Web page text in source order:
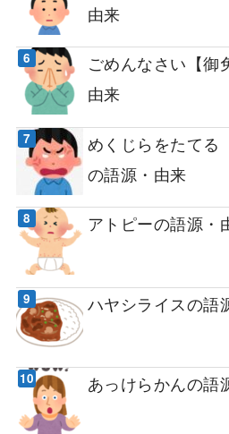
由来
ごめんなさい【御
由来
めくじらをたてる
の語源・由来
アトピーの語源・
ハヤシライスの語
あっけらかんの語